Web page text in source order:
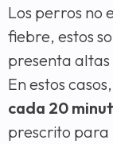
Los perros no
fiebre, estos
presenta altas
En estos
cada 20
prescrito para